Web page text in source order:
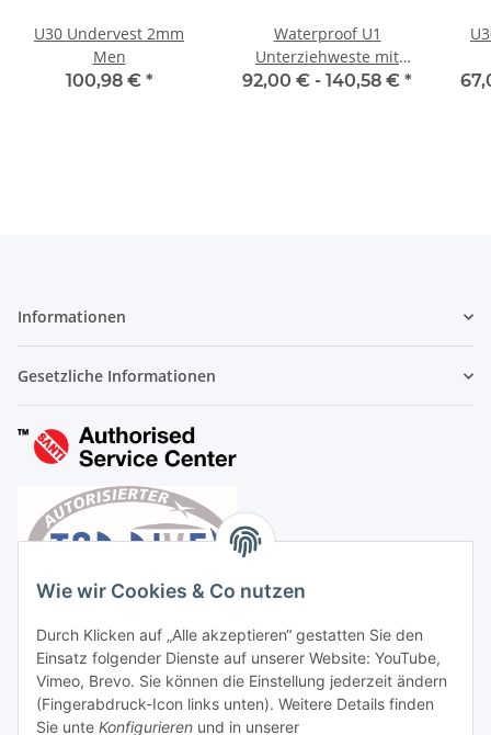
U30 Undervest 2mm
Men
100,98 € *
Waterproof U1
Unterziehweste mit
Haube 2mm Damen
92,00 € - 140,58 € *
Informationen
Gesetzliche Informationen
Wie wir Cookies & Co nutzen
Durch Klicken auf „Alle akzeptieren“ gestatten Sie den
Einsatz folgender Dienste auf unserer Website: YouTube,
Vimeo, Brevo. Sie können die Einstellung jederzeit ändern
(Fingerabdruck-Icon links unten). Weitere Details finden
Sie unte Konfigurieren und in unserer